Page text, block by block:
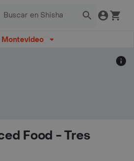
Montevideo
Food - Tres